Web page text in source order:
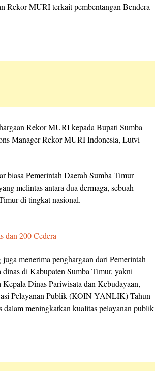
Rekor MURI terkait pembentangan Bendera
Rekor MURI kepada Bupati Sumba
Manager Rekor MURI Indonesia, Lutvi
biasa Pemerintah Daerah Sumba Timur
melintas antara dua dermaga, sebuah
di tingkat nasional.
dan 200 Cedera
menerima penghargaan dari Pemerintah
di Kabupaten Sumba Timur, yakni
Dinas Pariwisata dan Kebudayaan,
Pelayanan Publik (KOIN YANLIK) Tahun
meningkatkan kualitas pelayanan publik